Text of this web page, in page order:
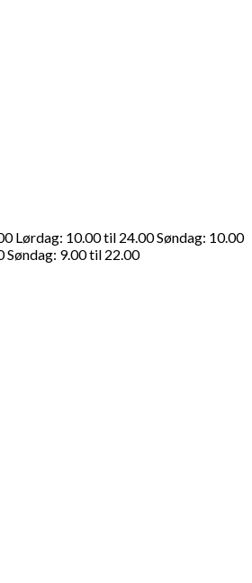
Lørdag: 10.00 til 24.00 Søndag: 10.00
9.00 til 22.00